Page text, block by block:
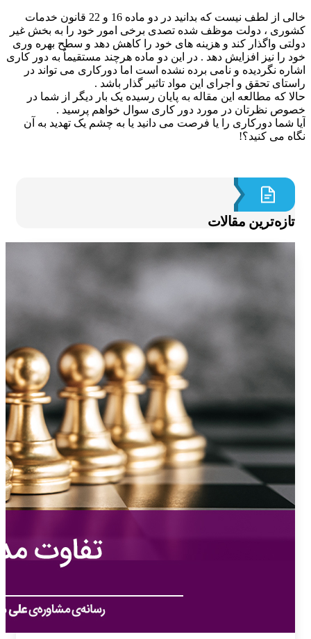
خالی از لطف نیست که بدانید در دو ماده 16 و 22 قانون خدمات
، دولت موظف شده تصدی برخی امور خود را به بخش غیر
واگذار کند و هزینه های خود را کاهش دهد و سطح بهره وری
را نیز افزایش دهد . در این دو ماده هرچند مستقیماٌ به دور کاری
نگردیده و نامی برده نشده است اما دورکاری می تواند در
تحقق و اجرای این مواد تاثیر گذار باشد .
که مطالعه این مقاله به پایان رسیده یک بار دیگر از شما در
نظرتان در مورد دور کاری سوال خواهم پرسید .
شما دورکاری را یا فرصت می دانید یا به چشم یک تهدید به آن
می کنید؟!
مقالات